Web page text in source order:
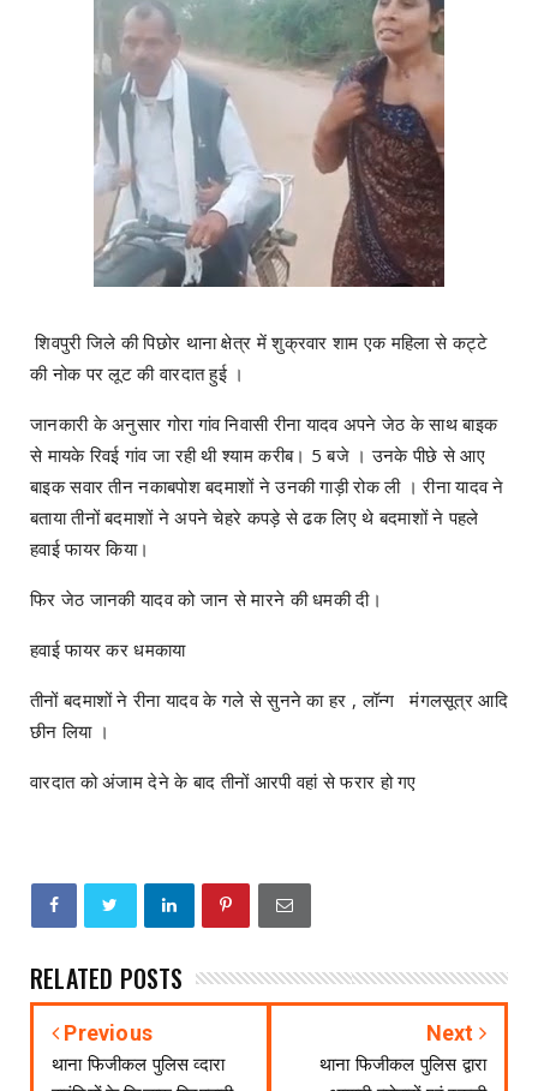
शिवपुरी जिले की पिछोर थाना क्षेत्र में शुक्रवार शाम एक महिला से कट्टे
की नोक पर लूट की वारदात हुई ।
जानकारी के अनुसार गोरा गांव निवासी रीना यादव अपने जेठ के साथ बाइक
से मायके रिवई गांव जा रही थी श्याम करीब। 5 बजे । उनके पीछे से आए
बाइक सवार तीन नकाबपोश बदमाशों ने उनकी गाड़ी रोक ली । रीना यादव ने
बताया तीनों बदमाशों ने अपने चेहरे कपड़े से ढक लिए थे बदमाशों ने पहले
हवाई फायर किया।
फिर जेठ जानकी यादव को जान से मारने की धमकी दी।
हवाई फायर कर धमकाया
तीनों बदमाशों ने रीना यादव के गले से सुनने का हर , लॉन्ग मंगलसूत्र आदि
छीन लिया ।
वारदात को अंजाम देने के बाद तीनों आरपी वहां से फरार हो गए
RELATED POSTS
Previous
थाना फिजीकल पुलिस व्दारा
Next
थाना फिजीकल पुलिस द्वारा